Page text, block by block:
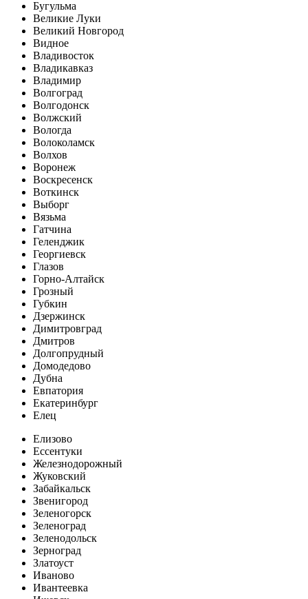
Бугульма
Великие Луки
Великий Новгород
Видное
Владивосток
Владикавказ
Владимир
Волгоград
Волгодонск
Волжский
Вологда
Волоколамск
Волхов
Воронеж
Воскресенск
Воткинск
Выборг
Вязьма
Гатчина
Геленджик
Георгиевск
Глазов
Горно-Алтайск
Грозный
Губкин
Дзержинск
Димитровград
Дмитров
Долгопрудный
Домодедово
Дубна
Евпатория
Екатеринбург
Елец
Елизово
Ессентуки
Железнодорожный
Жуковский
Забайкальск
Звенигород
Зеленогорск
Зеленоград
Зеленодольск
Зерноград
Златоуст
Иваново
Ивантеевка